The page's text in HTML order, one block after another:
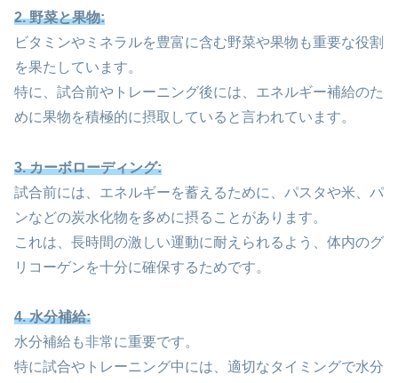
2. 野菜と果物:
ビタミンやミネラルを豊富に含む野菜や果物も重要な役割
を果たしています。
特に、試合前やトレーニング後には、エネルギー補給のた
めに果物を積極的に摂取していると言われています。
3. カーボローディング:
試合前には、エネルギーを蓄えるために、パスタや米、パ
ンなどの炭水化物を多めに摂ることがあります。
これは、長時間の激しい運動に耐えられるよう、体内のグ
リコーゲンを十分に確保するためです。
4. 水分補給:
水分補給も非常に重要です。
特に試合やトレーニング中には、適切なタイミングで水分